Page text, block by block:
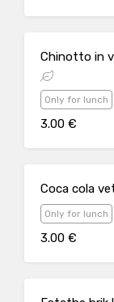
Chinotto in
Only for lunch
3.00 €
Coca cola
Only for lunch
3.00 €